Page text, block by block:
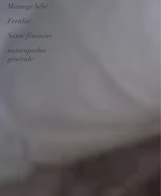
Massage bébé
Fertilité
Santé féminine
naturopathie
générale